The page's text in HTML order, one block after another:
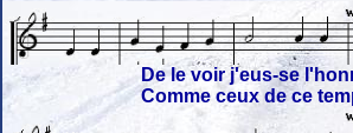
De le voir j'eus-se
Comme ceux de ce